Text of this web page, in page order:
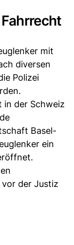
mit
diversen
Polizei
in der Schweiz
Basel-
ein
vor der Justiz